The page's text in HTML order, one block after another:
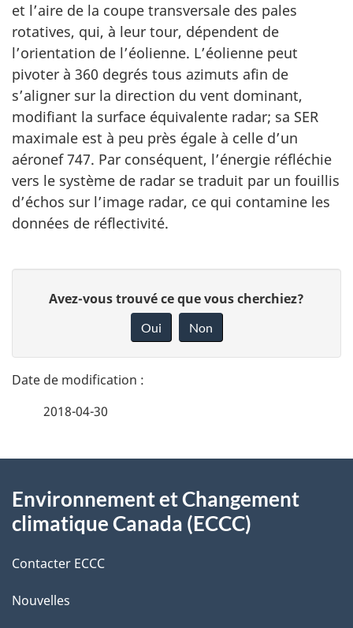
et l’aire de la coupe transversale des pales
rotatives, qui, à leur tour, dépendent de
l’orientation de l’éolienne. L’éolienne peut
pivoter à 360 degrés tous azimuts afin de
s’aligner sur la direction du vent dominant,
modifiant la surface équivalente radar; sa SER
maximale est à peu près égale à celle d’un
aéronef 747. Par conséquent, l’énergie réfléchie
vers le système de radar se traduit par un fouillis
d’échos sur l’image radar, ce qui contamine les
données de réflectivité.
t
a
l
s
d
e
l
n
o
t
r
r
t
Avez-vous trouvé ce que vous cherchiez?
Oui Non
2018-04-30
propos
de
ce
site
Environnement et Changement
climatique Canada (ECCC)
Contacter ECCC
Nouvelles